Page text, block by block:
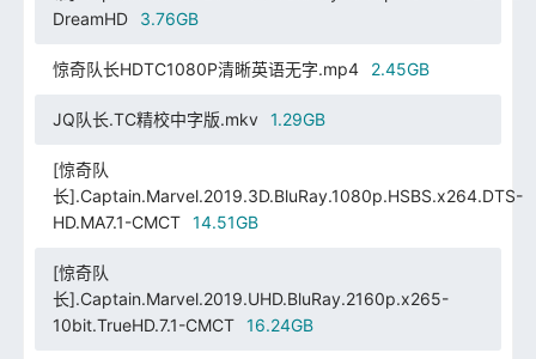
DreamHD
3.76GB
惊奇队长HDTC1080P清晰英语无字.mp4 2.45GB
JQ队长.TC精校中字版.mkv 1.29GB
[惊奇队
长].Captain.Marvel.2019.3D.BluRay.1080p.HSBS.x264.DTS-
HD.MA7.1-CMCT
14.51GB
[惊奇队
长].Captain.Marvel.2019.UHD.BluRay.2160p.x265-
10bit.TrueHD.7.1-CMCT
16.24GB